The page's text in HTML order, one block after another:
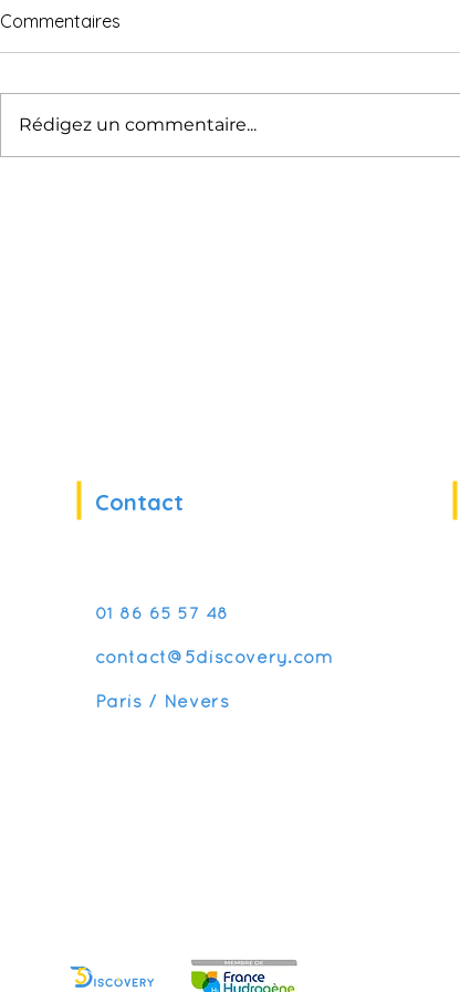
Commentaires
Rédigez un commentaire...
Contact
01 86 65 57 48
contact@5discovery.com
Paris / Nevers